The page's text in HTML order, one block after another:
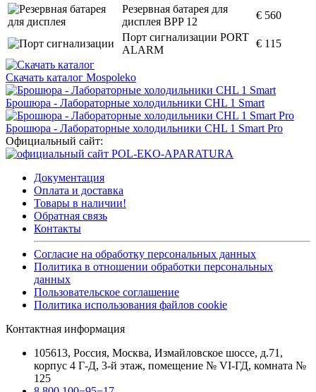
Резервная батарея для
дисплея BPP 12
€ 560
Порт сигнализации PORT
ALARM
€ 115
Скачать каталог Mospoleko
Брошюра - Лабораторные холодильники CHL 1 Smart
Брошюра - Лабораторные холодильники CHL 1 Smart Pro
Официальный сайт:
Документация
Оплата и доставка
Товары в наличии!
Обратная связь
Контакты
Согласие на обработку персональных данных
Политика в отношении обработки персональных
данных
Пользовательское соглашение
Политика использования файлов cookie
Контактная информация
105613, Россия, Москва, Измайловское шоссе, д.71,
корпус 4 Г-Д, 3-й этаж, помещение № VI-ГД, комната №
125